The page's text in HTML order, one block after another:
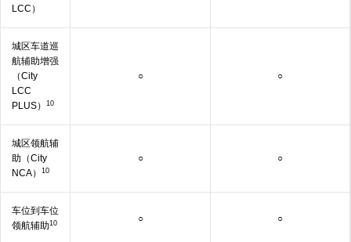
LCC）
城区车道巡
航辅助增强
（City
LCC
PLUS）
10
○ ○
城区领航辅
助（City
NCA）
10
○ ○
车位到车位
领航辅助10 ○ ○